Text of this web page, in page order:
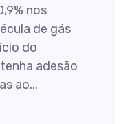
nos
de gás
do
adesão
ao...